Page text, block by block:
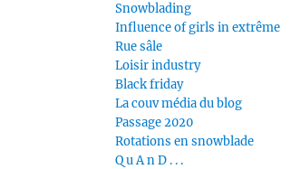
Snowblading
Influence of girls in extrême
Rue sâle
Loisir industry
Black friday
La couv média du blog
Passage 2020
Rotations en snowblade
Q u A n D . . .